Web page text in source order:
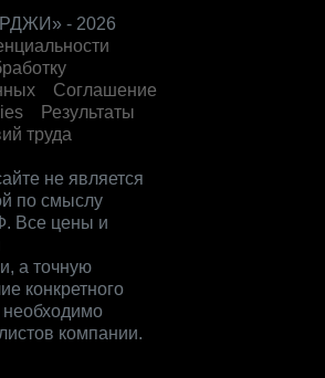
- 2026
Соглашение
Результаты
труда
не является
по смыслу
Все цены и
а точную
конкретного
необходимо
компании.